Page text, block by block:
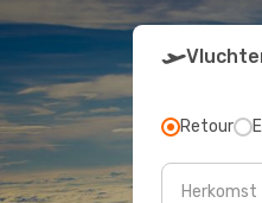
Retour
Herkomst